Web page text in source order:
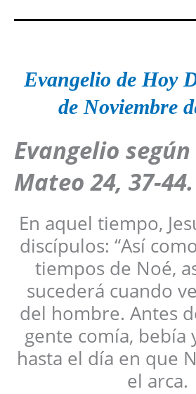
Evangelio de Hoy
de Noviembre
Evangelio según
Mateo 24, 37-44.
En aquel tiempo,
discípulos: “Así
tiempos de Noé,
sucederá cuando
del hombre. Antes
gente comía, bebía
hasta el día en que
el arca.